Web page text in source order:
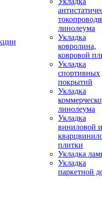
линолеума
Укладка
ковролина,
ковровой
Укладка
спортивных
покрытий
Укладка
линолеума
Укладка
виниловой и
плитки
Укладка
Укладка
паркетной